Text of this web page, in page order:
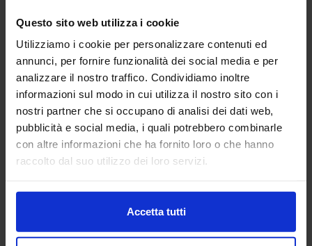
Questo sito web utilizza i cookie
Utilizziamo i cookie per personalizzare contenuti ed
annunci, per fornire funzionalità dei social media e per
analizzare il nostro traffico. Condividiamo inoltre
informazioni sul modo in cui utilizza il nostro sito con i
nostri partner che si occupano di analisi dei dati web,
pubblicità e social media, i quali potrebbero combinarle
con altre informazioni che ha fornito loro o che hanno
raccolto dal suo utilizzo dei loro servizi.
Accetta tutti
Palo corrente elettrica 04 Silhouette uomo 01
commerciali
Categorie Blocchi CAD